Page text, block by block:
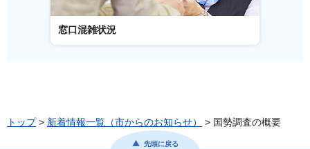
窓口混雑状況
トップ> 新着情報一覧（市からのお知らせ） > 国勢調査の概要
先頭に戻る